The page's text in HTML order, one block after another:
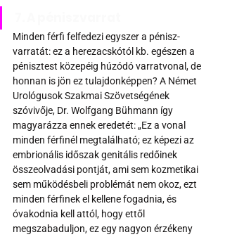
Minden férfi felfedezi egyszer a pénisz-
varratát: ez a herezacskótól kb. egészen a
pénisztest közepéig húzódó varratvonal, de
honnan is jön ez tulajdonképpen? A Német
Urológusok Szakmai Szövetségének
szóvivője, Dr. Wolfgang Bühmann így
magyarázza ennek eredetét: „Ez a vonal
minden férfinél megtalálható; ez képezi az
embrionális időszak genitális redőinek
összeolvadási pontját, ami sem kozmetikai
sem működésbeli problémát nem okoz, ezt
minden férfinek el kellene fogadnia, és
óvakodnia kell attól, hogy ettől
megszabaduljon, ez egy nagyon érzékeny